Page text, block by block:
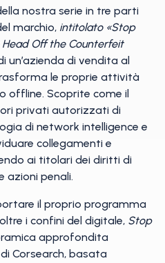
nostra serie in tre parti
marchio, intitolato «Stop
Off the Counterfeit
un’azienda di vendita al
le proprie attività
offline. Scoprite come il
privati autorizzati di
di network intelligence e
collegamenti e
ai titolari dei diritti di
azioni penali.
il proprio programma
i confini del digitale, Stop
approfondita
Corsearch, basata